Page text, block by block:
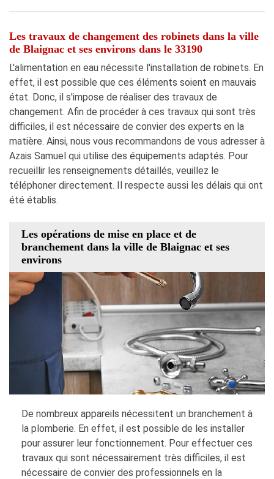
Les travaux de changement des robinets dans la ville
de Blaignac et ses environs dans le 33190
L'alimentation en eau nécessite l'installation de robinets. En
effet, il est possible que ces éléments soient en mauvais
état. Donc, il s'impose de réaliser des travaux de
changement. Afin de procéder à ces travaux qui sont très
difficiles, il est nécessaire de convier des experts en la
matière. Ainsi, nous vous recommandons de vous adresser à
Azais Samuel qui utilise des équipements adaptés. Pour
recueillir les renseignements détaillés, veuillez le
téléphoner directement. Il respecte aussi les délais qui ont
été établis.
Les opérations de mise en place et de
branchement dans la ville de Blaignac et ses
environs
De nombreux appareils nécessitent un branchement à
la plomberie. En effet, il est possible de les installer
pour assurer leur fonctionnement. Pour effectuer ces
travaux qui sont nécessairement très difficiles, il est
nécessaire de convier des professionnels en la